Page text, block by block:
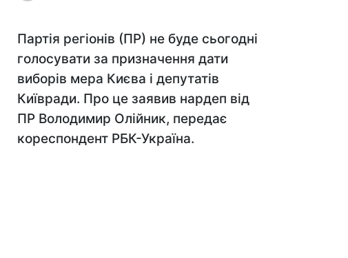
Партія регіонів (ПР) не буде сьогодні
голосувати за призначення дати
виборів мера Києва і депутатів
Київради. Про це заявив нардеп від
ПР Володимир Олійник, передає
кореспондент РБК-Україна.